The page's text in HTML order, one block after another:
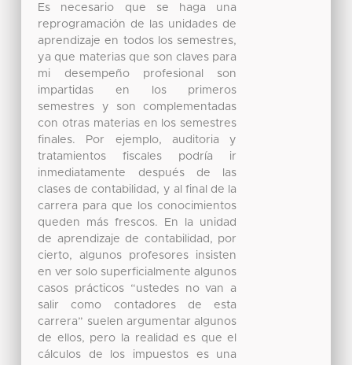
Es necesario que se haga una
reprogramación de las unidades de
aprendizaje en todos los semestres,
ya que materias que son claves para
mi desempeño profesional son
impartidas en los primeros
semestres y son complementadas
con otras materias en los semestres
finales. Por ejemplo, auditoria y
tratamientos fiscales podría ir
inmediatamente después de las
clases de contabilidad, y al final de la
carrera para que los conocimientos
queden más frescos. En la unidad
de aprendizaje de contabilidad, por
cierto, algunos profesores insisten
en ver solo superficialmente algunos
casos prácticos “ustedes no van a
salir como contadores de esta
carrera” suelen argumentar algunos
de ellos, pero la realidad es que el
cálculos de los impuestos es una